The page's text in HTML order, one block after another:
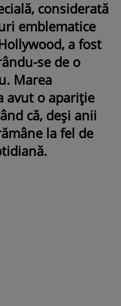
considerată
emblematice
a fost
se de o
Marea
avut o apariție
că, deși anii
la fel de